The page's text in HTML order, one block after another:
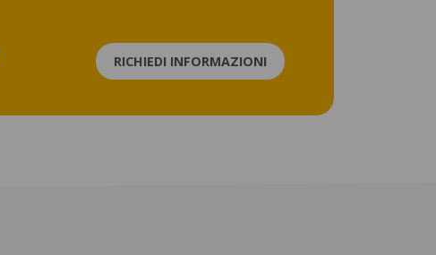
RICHIEDI INFORMAZIONI